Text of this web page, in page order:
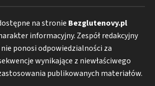
na stronie Bezglutenovy.pl
informacyjny. Zespół redakcyjny
nie ponosi odpowiedzialności za
wynikające z niewłaściwego
publikowanych materiałów.